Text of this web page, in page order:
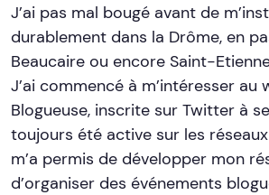
J’ai pas mal bougé avant de
durablement dans la Drôme, en
Beaucaire ou encore Saint-
J’ai commencé à m’intéresser au
Blogueuse, inscrite sur Twitter à
toujours été active sur les
m’a permis de développer mon
d’organiser des événements